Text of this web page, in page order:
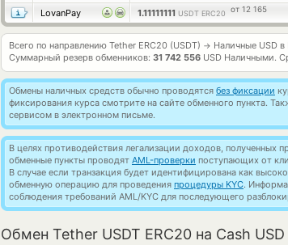
LovanPay
1.11111111 USDT ERC20 от 12 165
Всего по направлению Tether ERC20 (USDT) → Наличные USD в
Суммарный резерв обменников: 31 742 556 USD Наличными.
Обмены наличных средств обычно проводятся без фиксации
фиксирования курса смотрите на сайте обменного пункта.
сервисом в электронном письме.
В целях противодействия легализации доходов, полученных
обменные пункты проводят AML-проверки поступающих от
В случае если транзакция будет идентифицирована как
обменную операцию для проведения процедуры KYC.
соблюдения требований AML/KYC для последующего
Обмен Tether USDT ERC20 на Cash